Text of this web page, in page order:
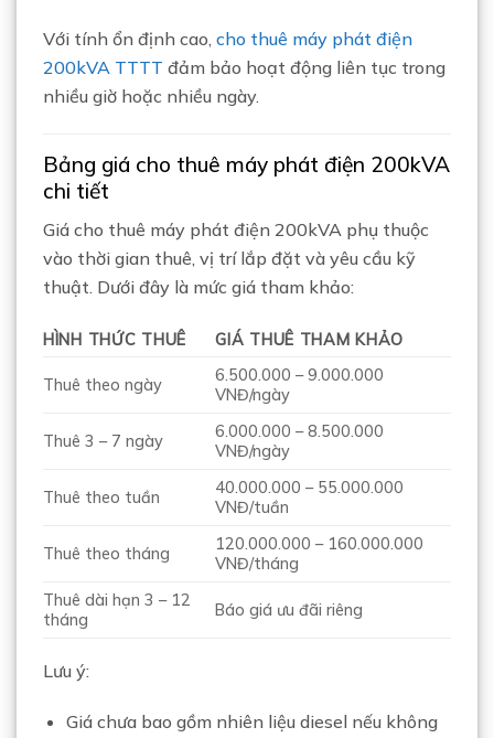
Với tính ổn định cao, cho thuê máy phát điện
200kVA TTTT đảm bảo hoạt động liên tục trong
nhiều giờ hoặc nhiều ngày.
Bảng giá cho thuê máy phát điện 200kVA
chi tiết
Giá cho thuê máy phát điện 200kVA phụ thuộc
vào thời gian thuê, vị trí lắp đặt và yêu cầu kỹ
thuật. Dưới đây là mức giá tham khảo:
HÌNH THỨC THUÊ GIÁ THUÊ THAM KHẢO
Thuê theo ngày
6.500.000 – 9.000.000
VNĐ/ngày
Thuê 3 – 7 ngày
6.000.000 – 8.500.000
VNĐ/ngày
Thuê theo tuần
40.000.000 – 55.000.000
VNĐ/tuần
Thuê theo tháng
120.000.000 – 160.000.000
VNĐ/tháng
Thuê dài hạn 3 – 12
tháng
Báo giá ưu đãi riêng
Lưu ý:
Giá chưa bao gồm nhiên liệu diesel nếu không